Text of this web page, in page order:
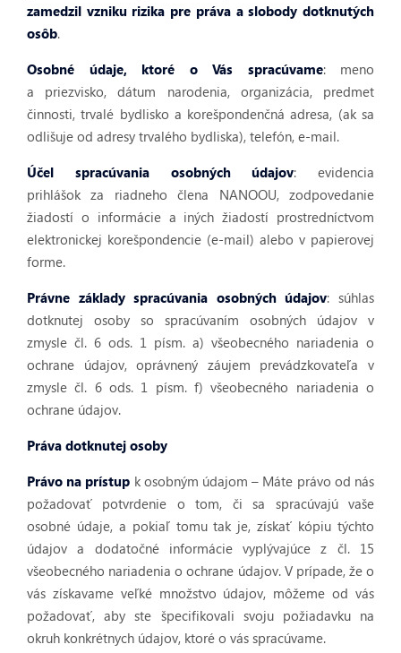
zamedzil vzniku rizika pre práva a slobody dotknutých
osôb.
Osobné údaje, ktoré o Vás spracúvame: meno
a priezvisko, dátum narodenia, organizácia, predmet
činnosti, trvalé bydlisko a korešpondenčná adresa, (ak sa
odlišuje od adresy trvalého bydliska), telefón, e-mail.
Účel spracúvania osobných údajov: evidencia
prihlášok za riadneho člena NANOOU, zodpovedanie
žiadostí o informácie a iných žiadostí prostredníctvom
elektronickej korešpondencie (e-mail) alebo v papierovej
forme.
Právne základy spracúvania osobných údajov: súhlas
dotknutej osoby so spracúvaním osobných údajov v
zmysle čl. 6 ods. 1 písm. a) všeobecného nariadenia o
ochrane údajov, oprávnený záujem prevádzkovateľa v
zmysle čl. 6 ods. 1 písm. f) všeobecného nariadenia o
ochrane údajov.
Práva dotknutej osoby
Právo na prístup k osobným údajom – Máte právo od nás
požadovať potvrdenie o tom, či sa spracúvajú vaše
osobné údaje, a pokiaľ tomu tak je, získať kópiu týchto
údajov a dodatočné informácie vyplývajúce z čl. 15
všeobecného nariadenia o ochrane údajov. V prípade, že o
vás získavame veľké množstvo údajov, môžeme od vás
požadovať, aby ste špecifikovali svoju požiadavku na
okruh konkrétnych údajov, ktoré o vás spracúvame.